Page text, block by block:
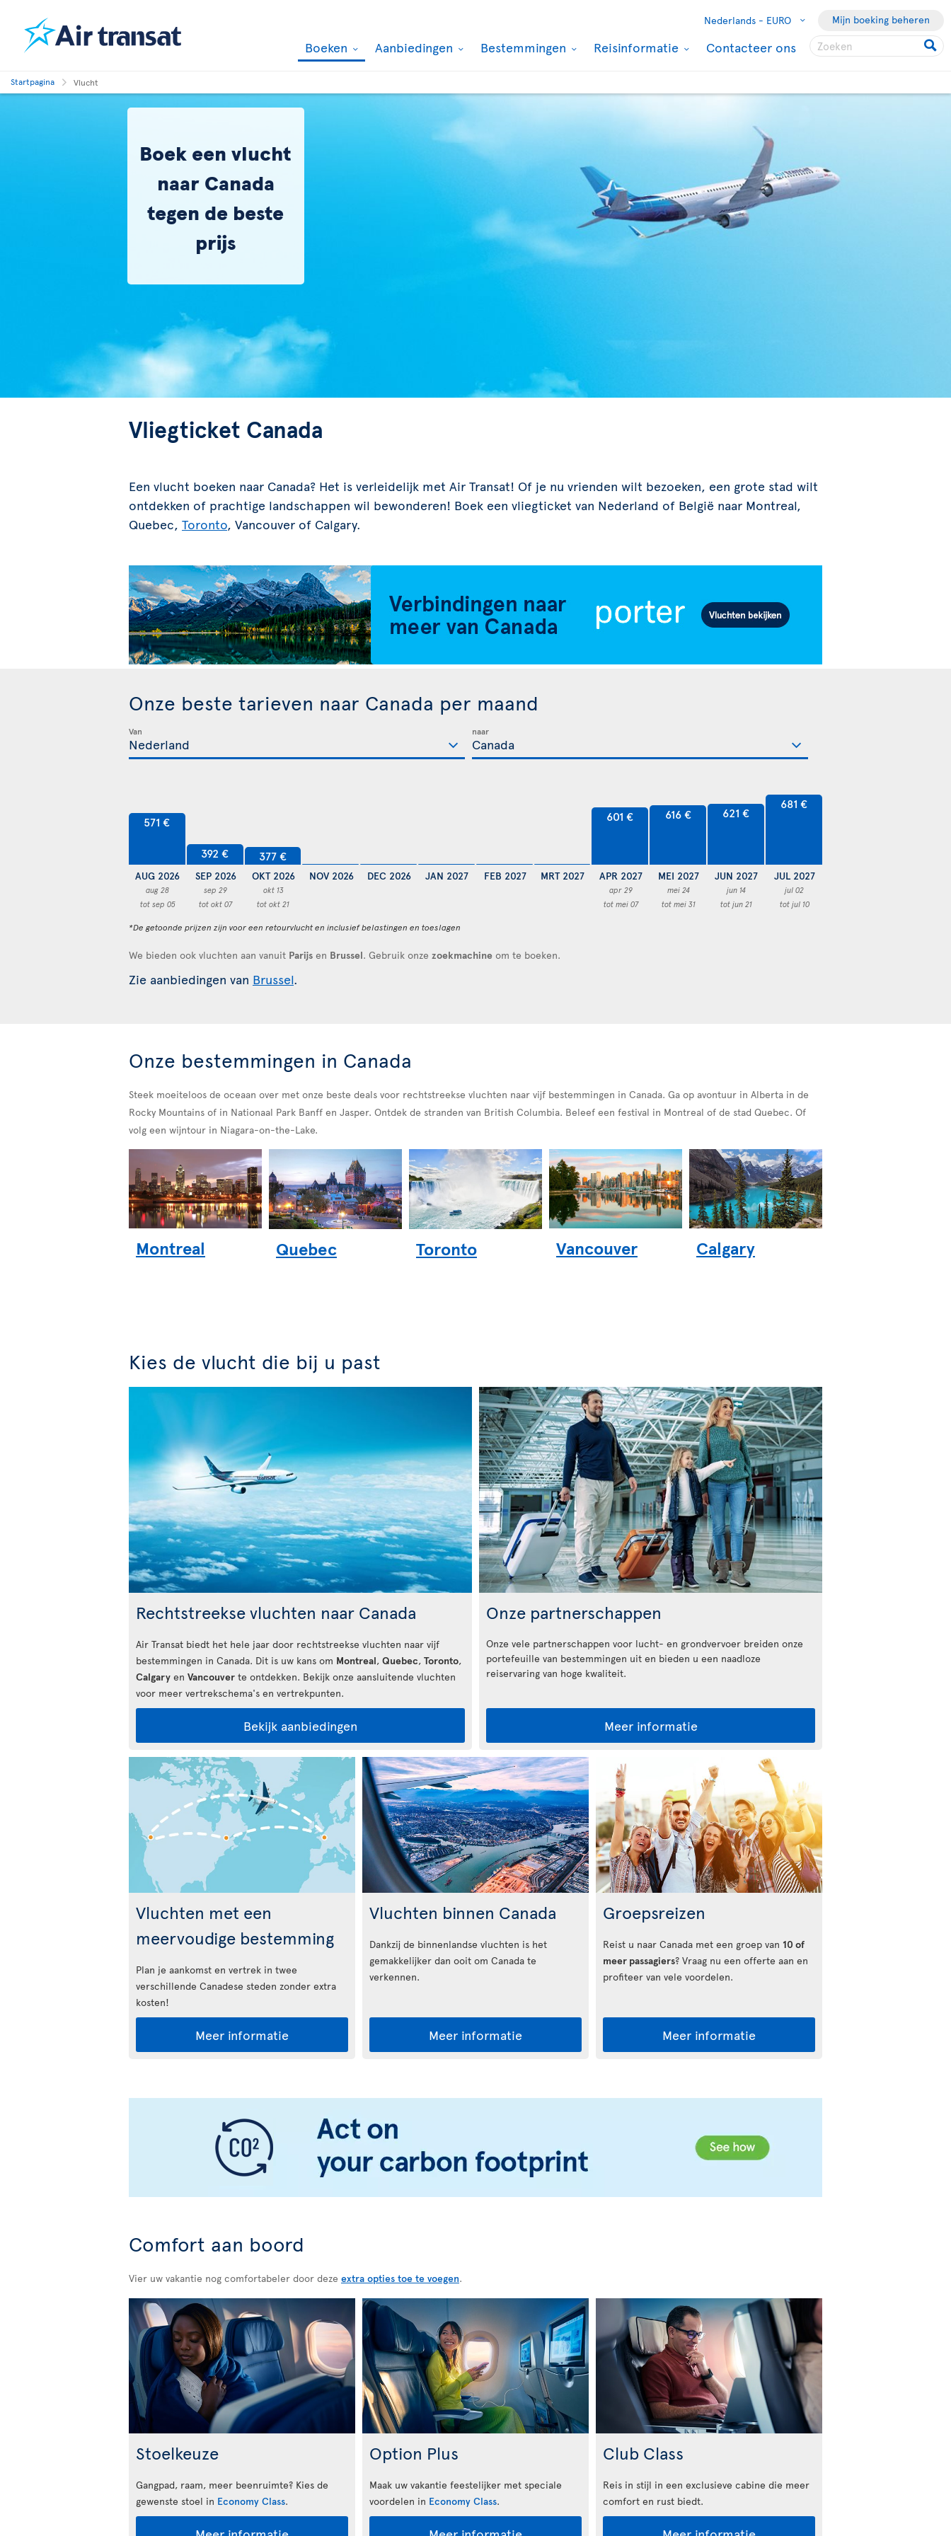
Nederlands - EURO Mijn boeking beheren
Boeken Aanbiedingen Bestemmingen Reisinformatie Contacteer ons
Startpagina Vlucht
Boek een vlucht
naar Canada
tegen de beste
prijs
Vliegticket Canada
Een vlucht boeken naar Canada? Het is verleidelijk met Air Transat! Of je nu vrienden wilt bezoeken, een grote stad wilt
ontdekken of prachtige landschappen wil bewonderen! Boek een vliegticket van Nederland of België naar Montreal,
Quebec, Toronto, Vancouver of Calgary.
Onze beste tarieven naar Canada per maand
Van naar
571 €
AUG 2026
aug 28
tot sep 05
392 €
SEP 2026
sep 29
tot okt 07
377 €
OKT 2026
okt 13
tot okt 21
NOV 2026 DEC 2026 JAN 2027 FEB 2027 MRT 2027
601 €
APR 2027
apr 29
tot mei 07
616 €
MEI 2027
mei 24
tot mei 31
621 €
JUN 2027
jun 14
tot jun 21
681 €
JUL 2027
jul 02
tot jul 10
*De getoonde prijzen zijn voor een retourvlucht en inclusief belastingen en toeslagen
We bieden ook vluchten aan vanuit Parijs en Brussel. Gebruik onze zoekmachine om te boeken.
Zie aanbiedingen van Brussel.
Onze bestemmingen in Canada
Steek moeiteloos de oceaan over met onze beste deals voor rechtstreekse vluchten naar vijf bestemmingen in Canada. Ga op avontuur in Alberta in de
Rocky Mountains of in Nationaal Park Banff en Jasper. Ontdek de stranden van British Columbia. Beleef een festival in Montreal of de stad Quebec. Of
volg een wijntour in Niagara-on-the-Lake.
Montreal Quebec Toronto Vancouver Calgary
Kies de vlucht die bij u past
Rechtstreekse vluchten naar Canada
Air Transat biedt het hele jaar door rechtstreekse vluchten naar vijf
bestemmingen in Canada. Dit is uw kans om Montreal, Quebec, Toronto,
Calgary en Vancouver te ontdekken. Bekijk onze aansluitende vluchten
voor meer vertrekschema's en vertrekpunten.
Bekijk aanbiedingen
Onze partnerschappen
Onze vele partnerschappen voor lucht- en grondvervoer breiden onze
portefeuille van bestemmingen uit en bieden u een naadloze
reiservaring van hoge kwaliteit.
Meer informatie
Vluchten met een
meervoudige bestemming
Plan je aankomst en vertrek in twee
verschillende Canadese steden zonder extra
kosten!
Meer informatie
Vluchten binnen Canada
Dankzij de binnenlandse vluchten is het
gemakkelijker dan ooit om Canada te
verkennen.
Meer informatie
Groepsreizen
Reist u naar Canada met een groep van 10 of
meer passagiers? Vraag nu een offerte aan en
profiteer van vele voordelen.
Meer informatie
Comfort aan boord
Vier uw vakantie nog comfortabeler door deze extra opties toe te voegen.
Stoelkeuze
Gangpad, raam, meer beenruimte? Kies de
gewenste stoel in Economy Class.
Option Plus
Maak uw vakantie feestelijker met speciale
voordelen in Economy Class.
Club Class
Reis in stijl in een exclusieve cabine die meer
comfort en rust biedt.